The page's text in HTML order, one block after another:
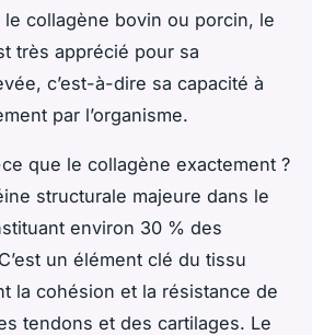
collagène bovin ou porcin, le
très apprécié pour sa
c’est-à-dire sa capacité à
par l’organisme.
que le collagène exactement ?
structurale majeure dans le
environ 30 % des
un élément clé du tissu
la cohésion et la résistance de
tendons et des cartilages. Le